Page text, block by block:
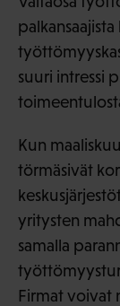
suuri intressi
Kun
törmäsivät
yritysten
samalla
Firmat voivat